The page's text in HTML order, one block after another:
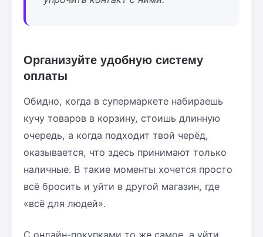
Организуйте удобную систему
оплаты
Обидно, когда в супермаркете набираешь
кучу товаров в корзину, стоишь длинную
очередь, а когда подходит твой черёд,
оказывается, что здесь принимают только
наличные. В такие моменты хочется просто
всё бросить и уйти в другой магазин, где
«всё для людей».
С онлайн-покупками то же самое, а уйти